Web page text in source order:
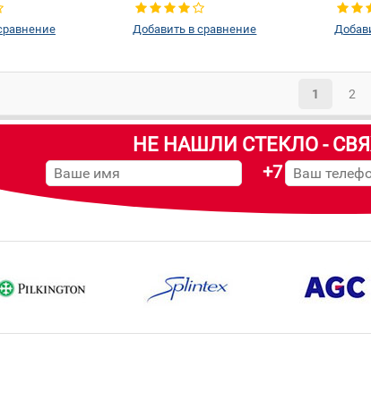
стекло
Тип стекла:Заднее стекло
Добавить в сравнение
левое
1 2
НЕ НАШЛИ СТЕКЛО -
+7